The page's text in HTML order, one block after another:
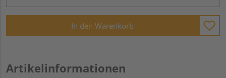
In den Warenkorb
Artikelinformationen